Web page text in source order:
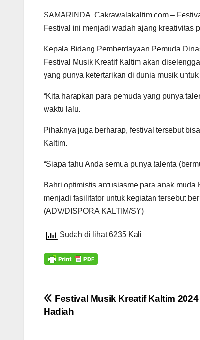
SAMARINDA, Cakrawalakaltim.com –
Festival ini menjadi wadah ajang kreativitas
Kepala Bidang Pemberdayaan Pemuda
Festival Musik Kreatif Kaltim akan
yang punya ketertarikan di dunia musik untuk
“Kita harapkan para pemuda yang punya
waktu lalu.
Pihaknya juga berharap, festival tersebut
Kaltim.
“Siapa tahu Anda semua punya talenta
Bahri optimistis antusiasme para anak
menjadi fasilitator untuk kegiatan tersebut
(ADV/DISPORA KALTIM/SY)
Sudah di lihat 6235 Kali
Navigasi
Festival Musik Kreatif Kaltim
Hadiah